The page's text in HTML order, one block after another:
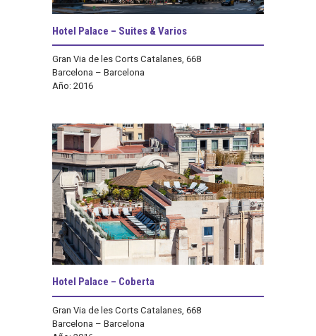
Hotel Palace – Suites & Varios
Gran Via de les Corts Catalanes, 668
Barcelona – Barcelona
Año: 2016
Hotel Palace – Coberta
Gran Via de les Corts Catalanes, 668
Barcelona – Barcelona